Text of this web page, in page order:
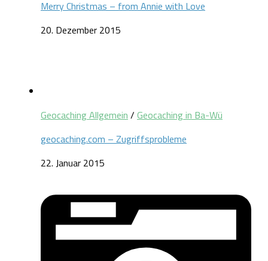
Merry Christmas – from Annie with Love
20. Dezember 2015
Geocaching Allgemein / Geocaching in Ba-Wü
geocaching.com – Zugriffsprobleme
22. Januar 2015